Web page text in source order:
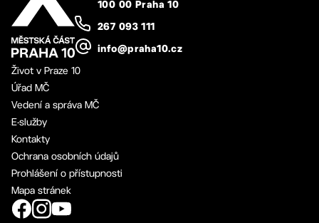
100 00 Praha 10
267 093 111
info@praha10.cz
Život v Praze 10
Úřad MČ
Vedení a správa MČ
E-služby
Kontakty
Ochrana osobních údajů
Prohlášení o přístupnosti
Mapa stránek